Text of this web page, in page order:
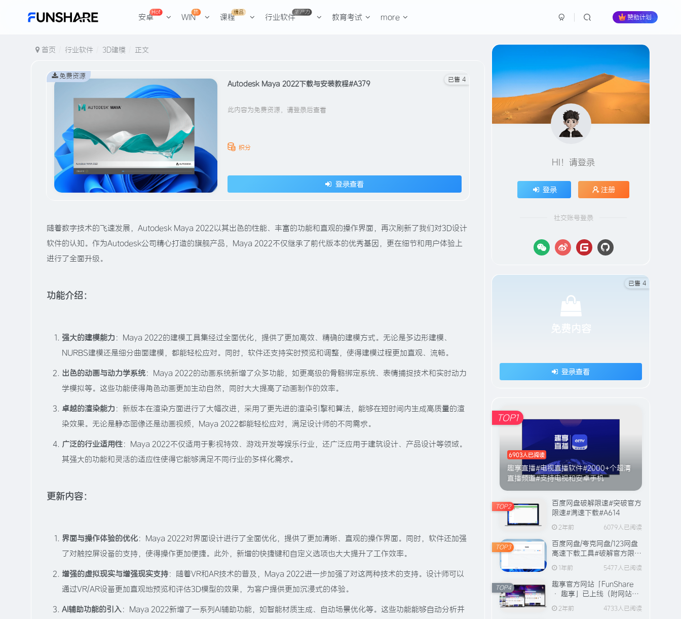
安卓
Hot
WIN
热
课程
精品
行业软件
生产力
教育考试 more 赞助计划
首页 行业软件 3D建模 正文
Autodesk Maya 2022下载与安装教程#A379
此内容为免费资源，请登录后查看
积分
登录查看
免费资源 已售 4
随着数字技术的飞速发展，Autodesk Maya 2022以其出色的性能、丰富的功能和直观的操作界面，再次刷新了我们对3D设计
软件的认知。作为Autodesk公司精心打造的旗舰产品，Maya 2022不仅继承了前代版本的优秀基因，更在细节和用户体验上
进行了全面升级。
功能介绍：
强大的建模能力 ：Maya 2022的建模工具集经过全面优化，提供了更加高效、精确的建模方式。无论是多边形建模、
NURBS建模还是细分曲面建模，都能轻松应对。同时，软件还支持实时预览和调整，使得建模过程更加直观、流畅。
出色的动画与动力学系统：Maya 2022的动画系统新增了众多功能，如更高级的骨骼绑定系统、表情捕捉技术和实时动力
学模拟等。这些功能使得角色动画更加生动自然，同时大大提高了动画制作的效率。
卓越的渲染能力 ：新版本在渲染方面进行了大幅改进，采用了更先进的渲染引擎和算法，能够在短时间内生成高质量的渲
染效果。无论是静态图像还是动画视频，Maya 2022都能轻松应对，满足设计师的不同需求。
广泛的行业适用性：Maya 2022不仅适用于影视特效、游戏开发等娱乐行业，还广泛应用于建筑设计、产品设计等领域。
其强大的功能和灵活的适应性使得它能够满足不同行业的多样化需求。
更新内容：
界面与操作体验的优化：Maya 2022对界面设计进行了全面优化，提供了更加清晰、直观的操作界面。同时，软件还加强
了对触控屏设备的支持，使得操作更加便捷。此外，新增的快捷键和自定义选项也大大提升了工作效率。
增强的虚拟现实与增强现实支持：随着VR和AR技术的普及，Maya 2022进一步加强了对这两种技术的支持。设计师可以
通过VR/AR设备更加直观地预览和评估3D模型的效果，为客户提供更加沉浸式的体验。
AI辅助功能的引入：Maya 2022新增了一系列AI辅助功能，如智能材质生成、自动场景优化等。这些功能能够自动分析并
HI！请登录
登录 注册
社交账号登录
免费内容
登录查看
已售 4
6903人已阅读
趣享直播#电视直播软件#2000+个超清
直播频道#支持电视和安卓手机
TOP1
百度网盘破解限速#突破官方
限速#满速下载#A614
2年前 6079人已阅读
TOP2
百度网盘/夸克网盘/123网盘
高速下载工具#破解官方限速
#全程宽带峰值下载#A706
1年前 5477人已阅读
TOP3
趣享官方网站「FunShare
· 趣享」已上线（附网站功
能介绍）
2年前 4733人已阅读
TOP4